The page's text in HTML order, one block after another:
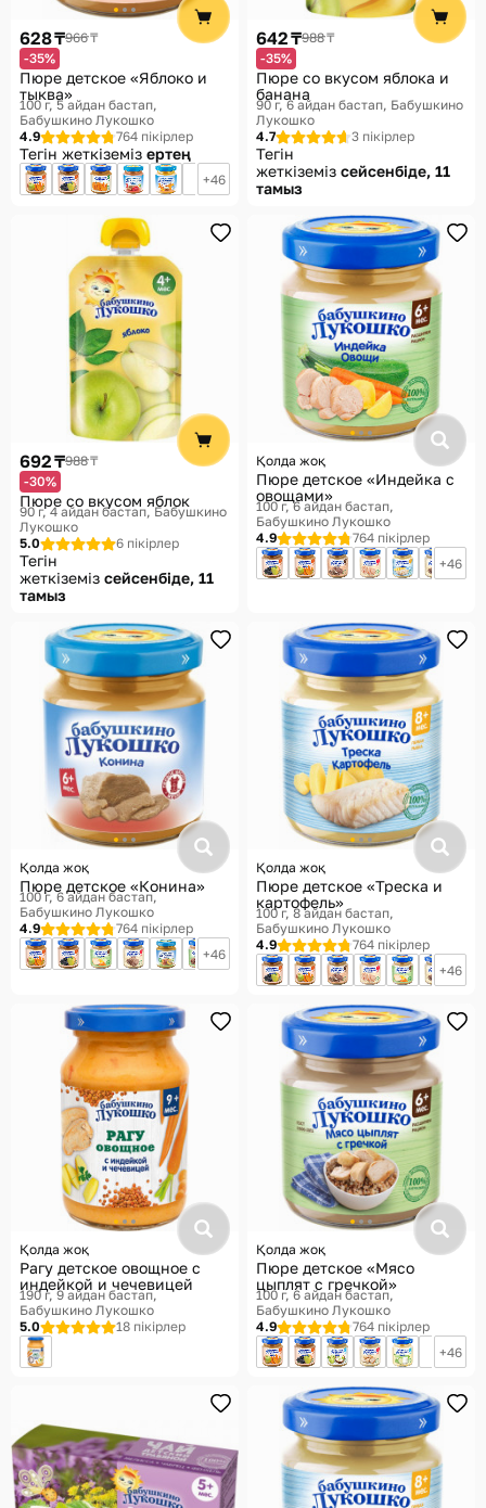
628 ₸966 ₸
-35%
Пюре детское «Яблоко и
тыква»
100 г, 5 айдан бастап
Бабушкино Лукошко
4.9
764 пікірлер
Тегін жеткіземіз ертең
46
642 ₸988 ₸
-35%
Пюре со вкусом яблока и
банана
90 г, 6 айдан бастап Бабушкино
Лукошко
4.7
3 пікірлер
Тегін
жеткіземіз сейсенбіде, 11
тамыз
692 ₸988 ₸
-30%
Пюре со вкусом яблок
90 г, 4 айдан бастап Бабушкино
Лукошко
5.0
6 пікірлер
Тегін
жеткіземіз сейсенбіде, 11
тамыз
Қолда жоқ
Пюре детское «Индейка с
овощами»
100 г, 6 айдан бастап
Бабушкино Лукошко
4.9
764 пікірлер
46
Қолда жоқ
Пюре детское «Конина»
100 г, 6 айдан бастап
Бабушкино Лукошко
4.9
764 пікірлер
46
Қолда жоқ
Пюре детское «Треска и
картофель»
100 г, 8 айдан бастап
Бабушкино Лукошко
4.9
764 пікірлер
46
Қолда жоқ
Рагу детское овощное с
индейкой и чечевицей
190 г, 9 айдан бастап
Бабушкино Лукошко
5.0
18 пікірлер
Қолда жоқ
Пюре детское «Мясо
цыплят с гречкой»
100 г, 6 айдан бастап
Бабушкино Лукошко
4.9
764 пікірлер
46